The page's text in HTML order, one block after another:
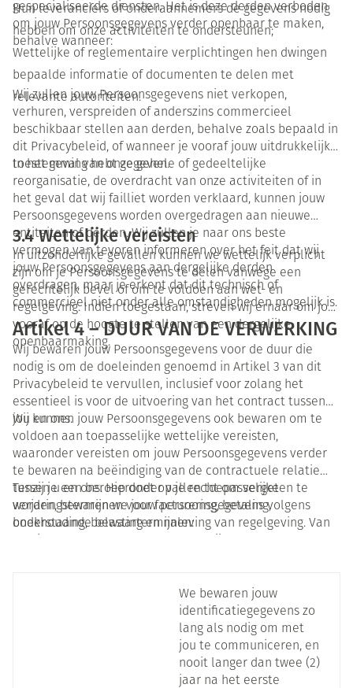
gespecialiseerde diensten. Het is deze derden verboden
om jouw Persoonsgegevens verder openbaar te maken,
behalve wanneer:
Hun leveranciers of onderaannemers de gegevens nodig
hebben om onze activiteiten te ondersteunen;
Wettelijke of reglementaire verplichtingen hen dwingen
bepaalde informatie of documenten te delen met
relevante autoriteiten.
Wij zullen jouw Persoonsgegevens niet verkopen,
verhuren, verspreiden of anderszins commercieel
beschikbaar stellen aan derden, behalve zoals bepaald in
dit Privacybeleid, of wanneer je vooraf jouw uitdrukkelijke
toestemming hebt gegeven.
In het geval van onze gehele of gedeeltelijke
reorganisatie, de overdracht van onze activiteiten of in
het geval dat wij failliet worden verklaard, kunnen jouw
Persoonsgegevens worden overgedragen aan nieuwe
entiteiten of derden. Wij zullen je naar ons beste
vermogen van tevoren informeren over het feit dat wij
jouw Persoonsgegevens aan dergelijke derden
overdragen, maar je erkent dat dit technisch of
commercieel niet onder alle omstandigheden mogelijk is.
3.4 Wettelijke vereisten
In uitzonderlijke gevallen kunnen we wettelijk verplicht
zijn om je Persoonsgegevens te delen vanwege een
gerechtelijk bevel of om te voldoen aan wet- en
regelgeving. Indien toegestaan, streven wij ernaar om jou
vooraf op de hoogte te stellen van een dergelijke
openbaarmaking.
Artikel 4 – DUUR VAN DE VERWERKING
Wij bewaren jouw Persoonsgegevens voor de duur die
nodig is om de doeleinden genoemd in Artikel 3 van dit
Privacybeleid te vervullen, inclusief voor zolang het
essentieel is voor de uitvoering van het contract tussen
jou en ons.
Wij kunnen jouw Persoonsgegevens ook bewaren om te
voldoen aan toepasselijke wettelijke vereisten,
waaronder vereisten om jouw Persoonsgegevens verder
te bewaren na beëindiging van de contractuele relatie
tussen u en ons. Hieronder vallen toepasselijke
verjaringstermijnen voor facturering, betaling,
boekhouding, belasting en naleving van regelgeving. Van
Tenzij je een beroep doet op je recht om vergeten te
worden, bewaren we jouw persoonsgegevens volgens
onderstaande bewaartermijnen:
We bewaren jouw
identificatiegegevens zo
lang als nodig om met
jou te communiceren, en
nooit langer dan twee (2)
jaar na het eerste